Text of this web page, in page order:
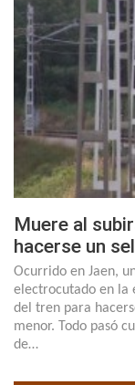
Muere al
hacerse un
Ocurrido en Jaen,
electrocutado en la
del tren para
menor. Todo pasó
de…